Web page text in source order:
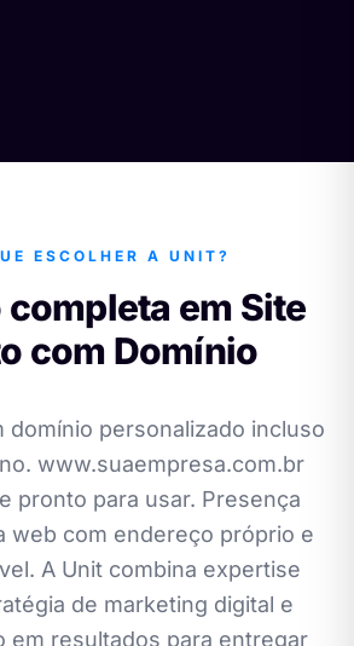
ESCOLHER A UNIT?
em Site
com Domínio
domínio personalizado incluso
www.suaempresa.com.br
pronto para usar. Presença
web com endereço próprio e
A Unit combina expertise
de marketing digital e
em resultados para entregar